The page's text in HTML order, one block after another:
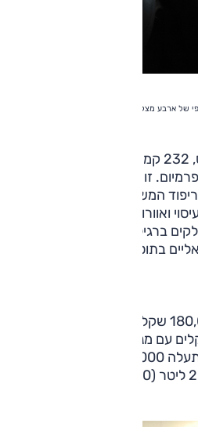
של ארבע מצלמות
המשלב עור ואלקנטרה, תפעול
ואוורור למושבים הקדמיים,
ברגיל), ועוד. בגרסה זו ניתן
של 10,000 שקלים.